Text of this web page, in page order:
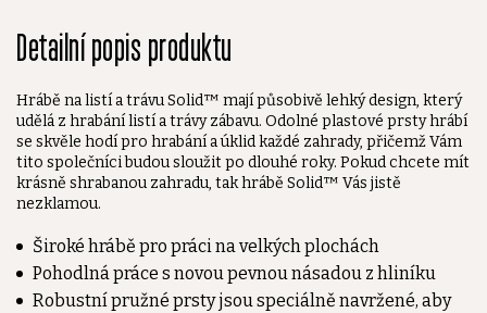
Detailní popis produktu
Hrábě na listí a trávu Solid™ mají působivě lehký design, který
udělá z hrabání listí a trávy zábavu. Odolné plastové prsty hrábí
se skvěle hodí pro hrabání a úklid každé zahrady, přičemž Vám
tito společníci budou sloužit po dlouhé roky. Pokud chcete mít
krásně shrabanou zahradu, tak hrábě Solid™ Vás jistě
nezklamou.
Široké hrábě pro práci na velkých plochách
Pohodlná práce s novou pevnou násadou z hliníku
Robustní pružné prsty jsou speciálně navržené, aby